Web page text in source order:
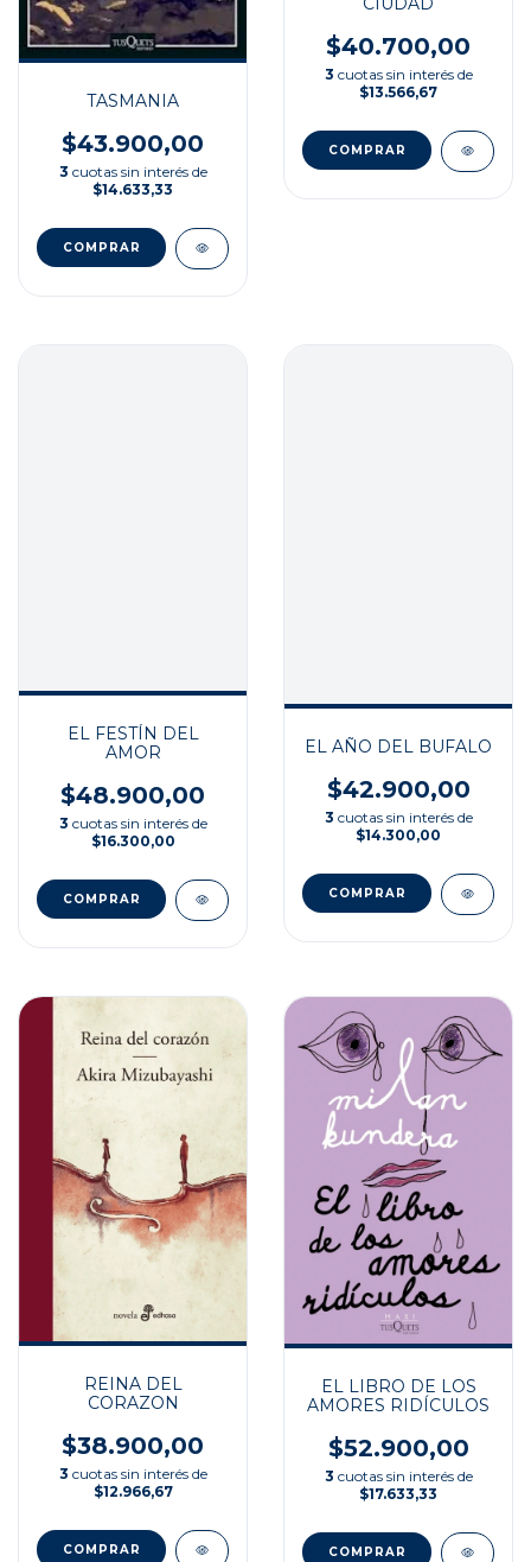
TASMANIA
$43.900,00
3 cuotas sin interés de
$14.633,33
$40.700,00
3 cuotas sin interés de
$13.566,67
EL FESTÍN DEL
AMOR
$48.900,00
3 cuotas sin interés de
$16.300,00
EL AÑO DEL BUFALO
$42.900,00
3 cuotas sin interés de
$14.300,00
REINA DEL
CORAZON
$38.900,00
3 cuotas sin interés de
$12.966,67
EL LIBRO DE LOS
AMORES RIDÍCULOS
$52.900,00
3 cuotas sin interés de
$17.633,33